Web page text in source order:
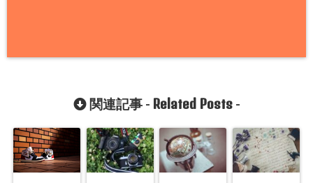
関連記事 - Related Posts-